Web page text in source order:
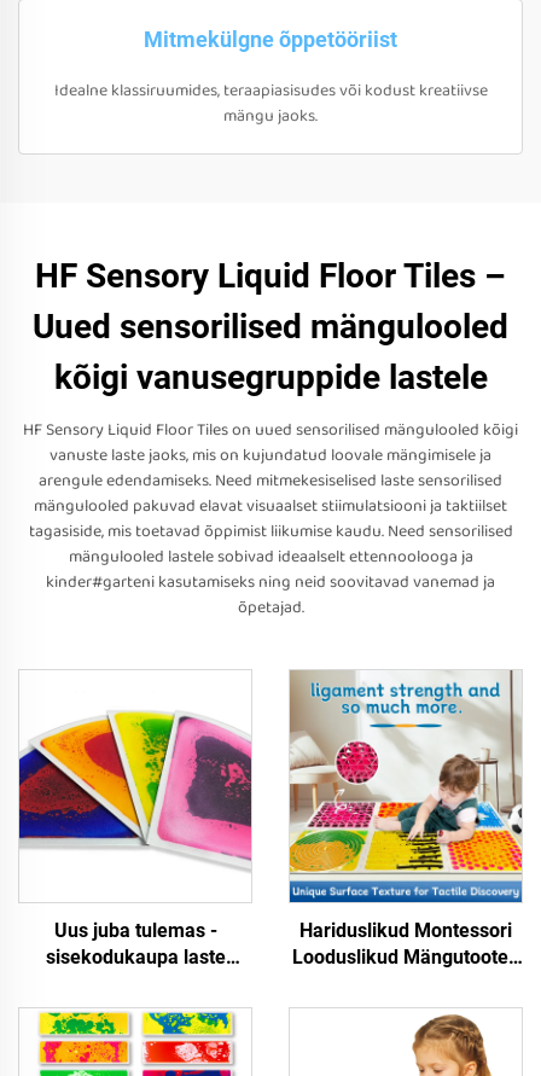
Mitmekülgne õppetööriist
Idealne klassiruumides, teraapiasisudes või kodust kreatiivse
mängu jaoks.
HF Sensory Liquid Floor Tiles –
Uued sensorilised mängulooled
kõigi vanusegruppide lastele
HF Sensory Liquid Floor Tiles on uued sensorilised mängulooled kõigi
vanuste laste jaoks, mis on kujundatud loovale mängimisele ja
arengule edendamiseks. Need mitmekesiselised laste sensorilised
mängulooled pakuvad elavat visuaalset stiimulatsiooni ja taktiilset
tagasiside, mis toetavad õppimist liikumise kaudu. Need sensorilised
mängulooled lastele sobivad ideaalselt ettennoolooga ja
kinder#garteni kasutamiseks ning neid soovitavad vanemad ja
õpetajad.
Uus juba tulemas -
sisekodukaupa laste
veentugune sensorne
gelipinna trampliinid
varase õppeks
Hariduslikud Montessori
Looduslikud Mängutooted
Massaažplaadid
Looduslikud Laste
Mänguplaidid Autistlike